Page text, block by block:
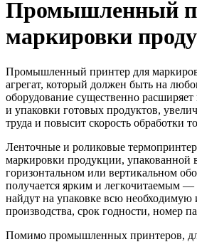
Промышленный
маркировки
Промышленный принтер для
агрегат, который должен быть на
оборудование существенно
и упаковки готовых продуктов,
труда и повысит скорость обработки
Ленточные и роликовые
маркировки продукции, упакованной
горизонтальном или вертикальном
получается ярким и легкочитаемым —
найдут на упаковке всю
производства, срок годности, номер
Помимо промышленных принтеров,